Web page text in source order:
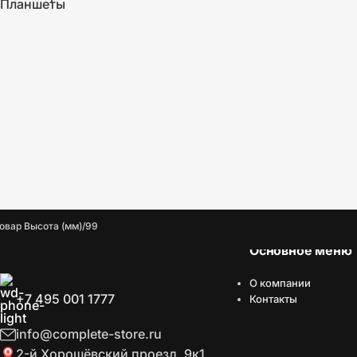
Планшеты
Высота (мм) 99
+7 495 001 1777
info@complete-store.ru
2-й Хорошёвский проезд, 9к1
Основное меню
О компании
Контакты